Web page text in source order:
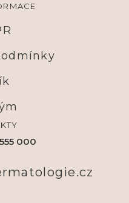
000